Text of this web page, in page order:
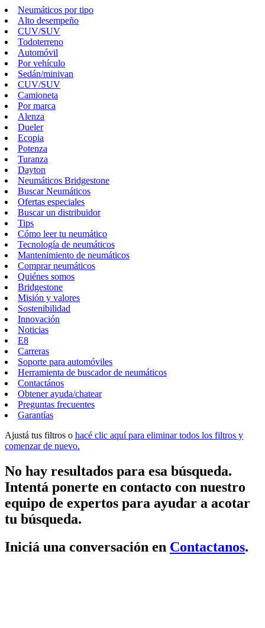
Neumáticos por tipo
Alto desempeño
CUV/SUV
Todoterreno
Automóvil
Por vehículo
Sedán/minivan
CUV/SUV
Camioneta
Por marca
Alenza
Dueler
Ecopia
Potenza
Turanza
Dayton
Neumáticos Bridgestone
Buscar Neumáticos
Ofertas especiales
Buscar un distribuidor
Tips
Cómo leer tu neumático
Tecnología de neumáticos
Mantenimiento de neumáticos
Comprar neumáticos
Quiénes somos
Bridgestone
Misión y valores
Sostenibilidad
Innovación
Noticias
E8
Carreras
Soporte para automóviles
Herramienta de buscador de neumáticos
Contactános
Obtener ayuda/chatear
Preguntas frecuentes
Garantías
Ajustá tus filtros o hacé clic aquí para eliminar todos los filtros y
comenzar de nuevo.
No hay resultados para esa búsqueda.
Intentá ponerte en contacto con nuestro
equipo de expertos para ayudar a acotar
tu búsqueda.
Iniciá una conversación en Contactanos.